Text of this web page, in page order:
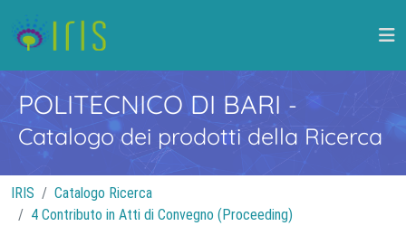
POLITECNICO DI BARI -
Catalogo dei prodotti della Ricerca
IRIS
Catalogo Ricerca
4 Contributo in Atti di Convegno (Proceeding)